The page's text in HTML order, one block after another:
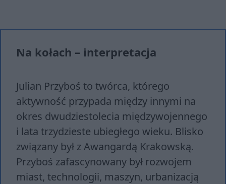
Na kołach – interpretacja
Julian Przyboś to twórca, którego
aktywność przypada między innymi na
okres dwudziestolecia międzywojennego
i lata trzydzieste ubiegłego wieku. Blisko
związany był z Awangardą Krakowską.
Przyboś zafascynowany był rozwojem
miast, technologii, maszyn, urbanizacją